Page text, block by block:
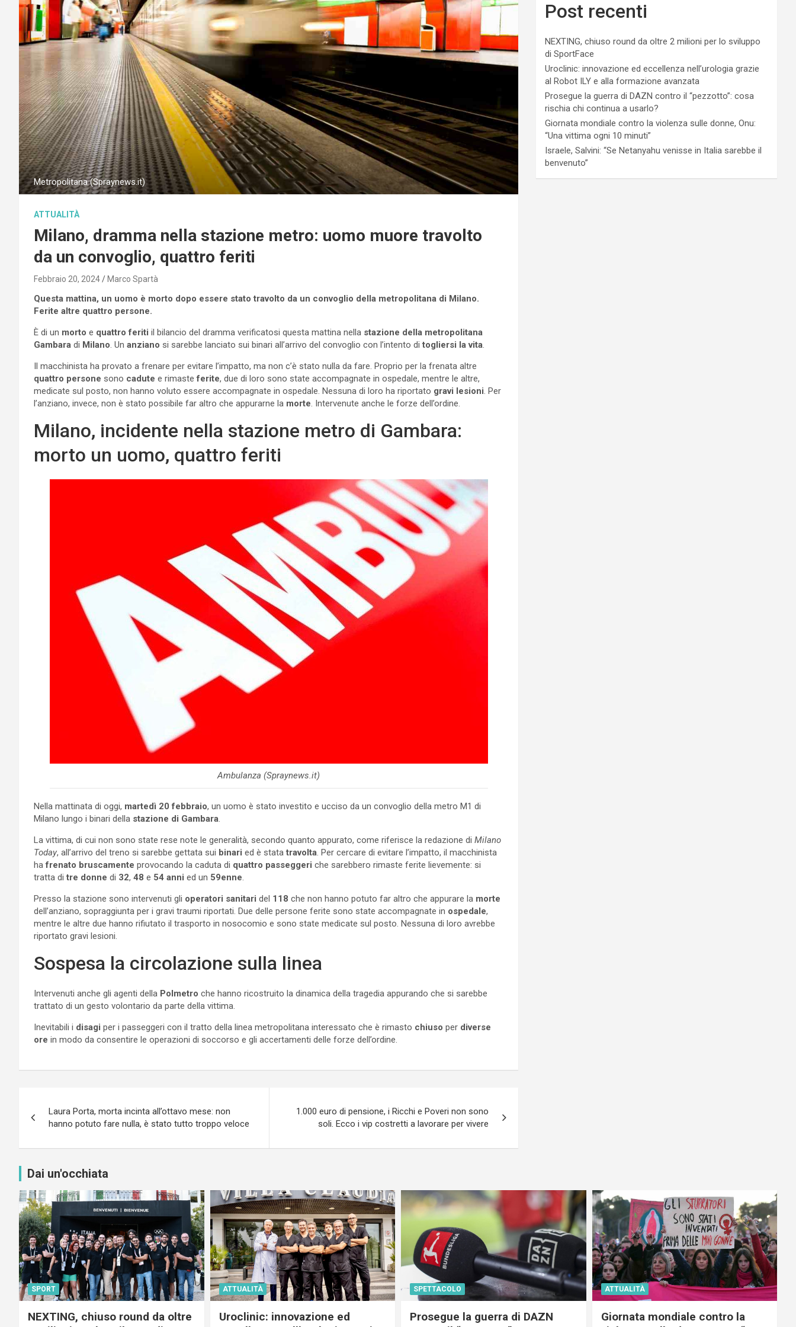
Metropolitana (Spraynews.it)
ATTUALITÀ
Milano, dramma nella stazione metro: uomo muore travolto
da un convoglio, quattro feriti
Febbraio 20, 2024 Marco Spartà
Questa mattina, un uomo è morto dopo essere stato travolto da un convoglio della metropolitana di Milano.
Ferite altre quattro persone.
È di un morto e quattro feriti il bilancio del dramma verificatosi questa mattina nella stazione della metropolitana
Gambara di Milano . Un anziano si sarebbe lanciato sui binari all’arrivo del convoglio con l’intento ditogliersi la vita
Il macchinista ha provato a frenare per evitare l’impatto, ma non c’è stato nulla da fare. Proprio per la frenata altre
quattro persone sono cadute e rimasteferite, due di loro sono state accompagnate in ospedale, mentre le altre,
medicate sul posto, non hanno voluto essere accompagnate in ospedale. Nessuna di loro ha riportato gravi lesioni . Per
l’anziano, invece, non è stato possibile far altro che appurarne la morte . Intervenute anche le forze dell’ordine.
Milano, incidente nella stazione metro di Gambara:
morto un uomo, quattro feriti
Ambulanza (Spraynews.it)
Nella mattinata di oggi, martedì 20 febbraio, un uomo è stato investito e ucciso da un convoglio della metro M1 di
Milano lungo i binari della stazione di Gambara
La vittima, di cui non sono state rese note le generalità, secondo quanto appurato, come riferisce la redazione di Milano
Today, all’arrivo del treno si sarebbe gettata sui binari ed è statatravolta . Per cercare di evitare l’impatto, il macchinista
hafrenato bruscamente provocando la caduta di quattro passeggeri che sarebbero rimaste ferite lievemente: si
tratta ditre donne di 32, 48 e 54 anni ed un 59enne
Presso la stazione sono intervenuti gli operatori sanitari del 118 che non hanno potuto far altro che appurare la morte
dell’anziano, sopraggiunta per i gravi traumi riportati. Due delle persone ferite sono state accompagnate in ospedale,
mentre le altre due hanno rifiutato il trasporto in nosocomio e sono state medicate sul posto. Nessuna di loro avrebbe
riportato gravi lesioni.
Sospesa la circolazione sulla linea
Intervenuti anche gli agenti della Polmetro che hanno ricostruito la dinamica della tragedia appurando che si sarebbe
trattato di un gesto volontario da parte della vittima.
Inevitabili i disagi per i passeggeri con il tratto della linea metropolitana interessato che è rimasto chiuso per diverse
ore in modo da consentire le operazioni di soccorso e gli accertamenti delle forze dell’ordine.
articoli
Laura Porta, morta incinta all’ottavo mese: non
hanno potuto fare nulla, è stato tutto troppo veloce
1.000 euro di pensione, i Ricchi e Poveri non sono
soli. Ecco i vip costretti a lavorare per vivere
Post recenti
NEXTING, chiuso round da oltre 2 milioni per lo sviluppo
di SportFace
Uroclinic: innovazione ed eccellenza nell’urologia grazie
al Robot ILY e alla formazione avanzata
Prosegue la guerra di DAZN contro il “pezzotto”: cosa
rischia chi continua a usarlo?
Giornata mondiale contro la violenza sulle donne, Onu:
“Una vittima ogni 10 minuti”
Israele, Salvini: “Se Netanyahu venisse in Italia sarebbe il
benvenuto”
Dai un'occhiata
SPORT
NEXTING, chiuso round da oltre
ATTUALITÀ
Uroclinic: innovazione ed
SPETTACOLO
Prosegue la guerra di DAZN
ATTUALITÀ
Giornata mondiale contro la